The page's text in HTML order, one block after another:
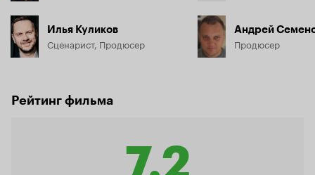
Илья Куликов
Сценарист, Продюсер
Андрей
Продюсер
Рейтинг фильма
7.2